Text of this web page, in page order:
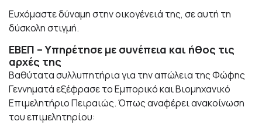
Ευχόμαστε δύναμη στην οικογένειά της, σε αυτή τη
δύσκολη στιγμή.
ΕΒΕΠ – Υπηρέτησε με συνέπεια και ήθος τις
αρχές της
Βαθύτατα συλλυπητήρια για την απώλεια της Φώφης
Γεννηματά εξέφρασε το Εμπορικό και Βιομηχανικό
Επιμελητήριο Πειραιώς. Όπως αναφέρει ανακοίνωση
του επιμελητηρίου: